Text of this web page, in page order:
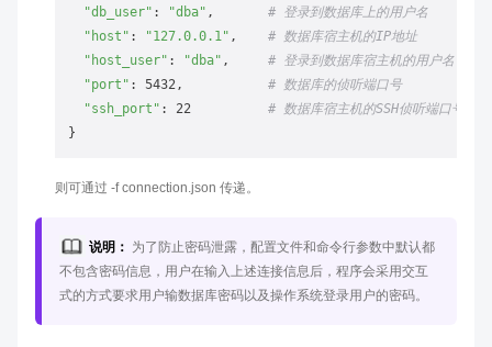
"db_user" : "dba" , # 登录到数据库上的用户名
"host" : "127.0.0.1" , # 数据库宿主机的IP地址
"host_user" : "dba" , # 登录到数据库宿主机的用户名
"port" : 5432, # 数据库的侦听端口号
"ssh_port" : 22 # 数据库宿主机的SSH侦听端口号
则可通过 -f connection.json 传递。
说明： 为了防止密码泄露，配置文件和命令行参数中默认都
不包含密码信息，用户在输入上述连接信息后，程序会采用交互
式的方式要求用户输数据库密码以及操作系统登录用户的密码。